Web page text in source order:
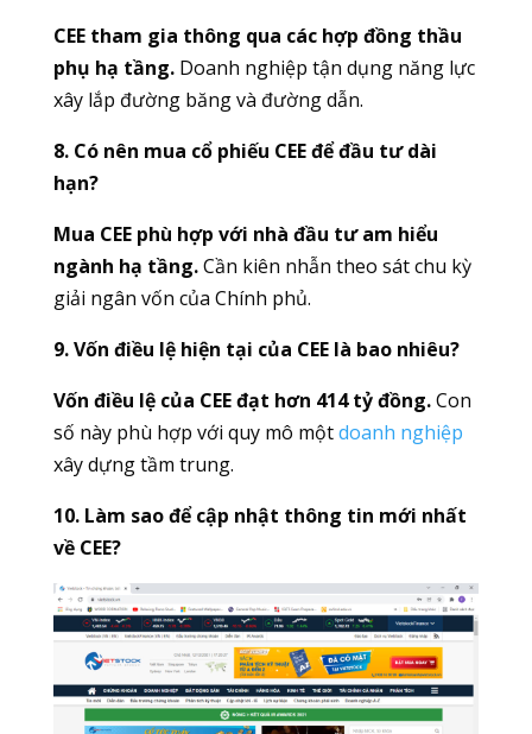
CEE tham gia thông qua các hợp đồng thầu
phụ hạ tầng.Doanh nghiệp tận dụng năng lực
xây lắp đường băng và đường dẫn.
8. Có nên mua cổ phiếu CEE để đầu tư dài
hạn?
Mua CEE phù hợp với nhà đầu tư am hiểu
ngành hạ tầng.Cần kiên nhẫn theo sát chu kỳ
giải ngân vốn của Chính phủ.
9. Vốn điều lệ hiện tại của CEE là bao nhiêu?
Vốn điều lệ của CEE đạt hơn 414 tỷ đồng.Con
số này phù hợp với quy mô mộtdoanh nghiệp
xây dựng tầm trung.
10. Làm sao để cập nhật thông tin mới nhất
về CEE?